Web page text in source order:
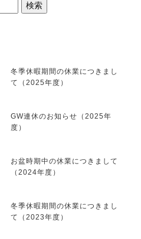
冬季休暇期間の休業につきまし
て（2025年度）
GW連休のお知らせ（2025年
度）
お盆時期中の休業につきまして
（2024年度）
冬季休暇期間の休業につきまし
て（2023年度）